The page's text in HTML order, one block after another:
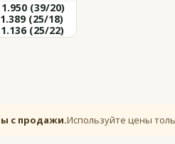
(39/20)
(25/18)
(25/22)
с продажи.Используйте цены